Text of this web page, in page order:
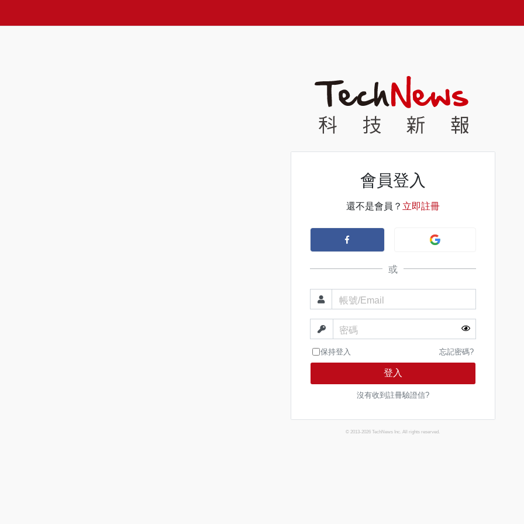
會員登入
還不是會員？ 立即註冊
或
帳號/Email
密碼
保持登入 忘記密碼?
登入
沒有收到註冊驗證信?
© 2013-2026 TechNews Inc. All rights reserved.